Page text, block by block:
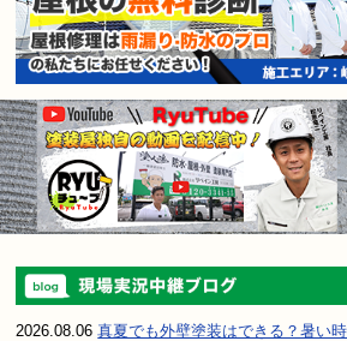
2026.08.06真夏でも外壁塗装はできる？暑い